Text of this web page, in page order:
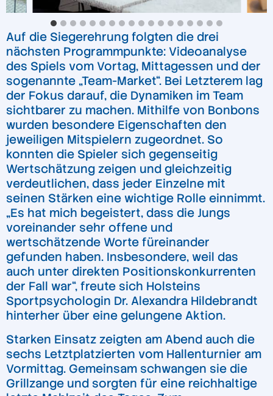
Auf die Siegerehrung folgten die drei
nächsten Programmpunkte: Videoanalyse
des Spiels vom Vortag, Mittagessen und der
sogenannte „Team-Market“. Bei Letzterem lag
der Fokus darauf, die Dynamiken im Team
sichtbarer zu machen. Mithilfe von Bonbons
wurden besondere Eigenschaften den
jeweiligen Mitspielern zugeordnet. So
konnten die Spieler sich gegenseitig
Wertschätzung zeigen und gleichzeitig
verdeutlichen, dass jeder Einzelne mit
seinen Stärken eine wichtige Rolle einnimmt.
„Es hat mich begeistert, dass die Jungs
voreinander sehr offene und
wertschätzende Worte füreinander
gefunden haben. Insbesondere, weil das
auch unter direkten Positionskonkurrenten
der Fall war“, freute sich Holsteins
Sportpsychologin Dr. Alexandra Hildebrandt
hinterher über eine gelungene Aktion.
Starken Einsatz zeigten am Abend auch die
sechs Letztplatzierten vom Hallenturnier am
Vormittag. Gemeinsam schwangen sie die
Grillzange und sorgten für eine reichhaltige